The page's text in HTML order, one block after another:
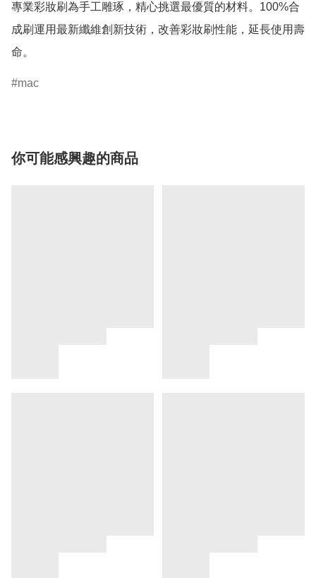
專業彩妝刷為手工雕琢，精心挑選最優質的材料。100%合
成刷運用最新纖維創新技術，改善彩妝刷性能，延長使用壽
命。
mac
你可能感興趣的商品